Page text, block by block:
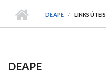
DEAPE LINKS ÚTEIS
DEAPE